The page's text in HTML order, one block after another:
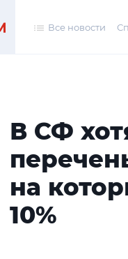
Все новости
В СФ
на
10%